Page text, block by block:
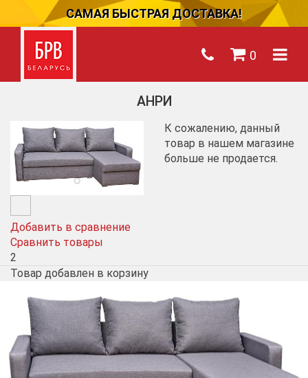
САМАЯ БЫСТРАЯ ДОСТАВКА!
0
АНРИ
Добавить в сравнение
Сравнить товары
2
К сожалению, данный
товар в нашем магазине
больше не продается.
Товар добавлен в корзину